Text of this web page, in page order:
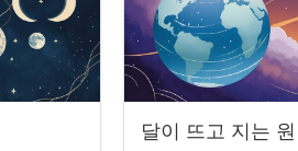
달이 뜨고 지는